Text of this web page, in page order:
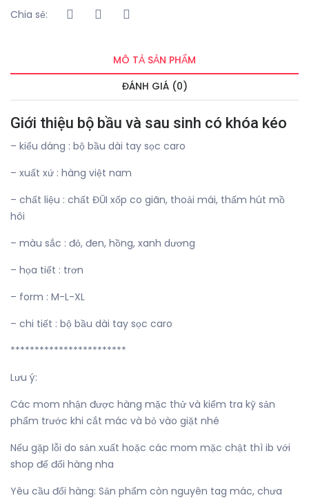
Chia sẻ:
MÔ TẢ SẢN PHẨM
ĐÁNH GIÁ (0)
Giới thiệu bộ bầu và sau sinh có khóa kéo
– kiểu dáng : bộ bầu dài tay sọc caro
– xuất xứ : hàng việt nam
– chất liệu : chất ĐŨI xốp co giãn, thoải mái, thấm hút mồ
hôi
– màu sắc : đỏ, đen, hồng, xanh dương
– họa tiết : trơn
– form : M-L-XL
– chi tiết : bộ bầu dài tay sọc caro
************************
Lưu ý:
Các mom nhận được hàng mặc thử và kiểm tra kỹ sản
phẩm trước khi cắt mác và bỏ vào giặt nhé
Nếu gặp lỗi do sản xuất hoặc các mom mặc chật thì ib với
shop để đổi hàng nha
Yêu cầu đổi hàng: Sản phẩm còn nguyên tag mác, chưa